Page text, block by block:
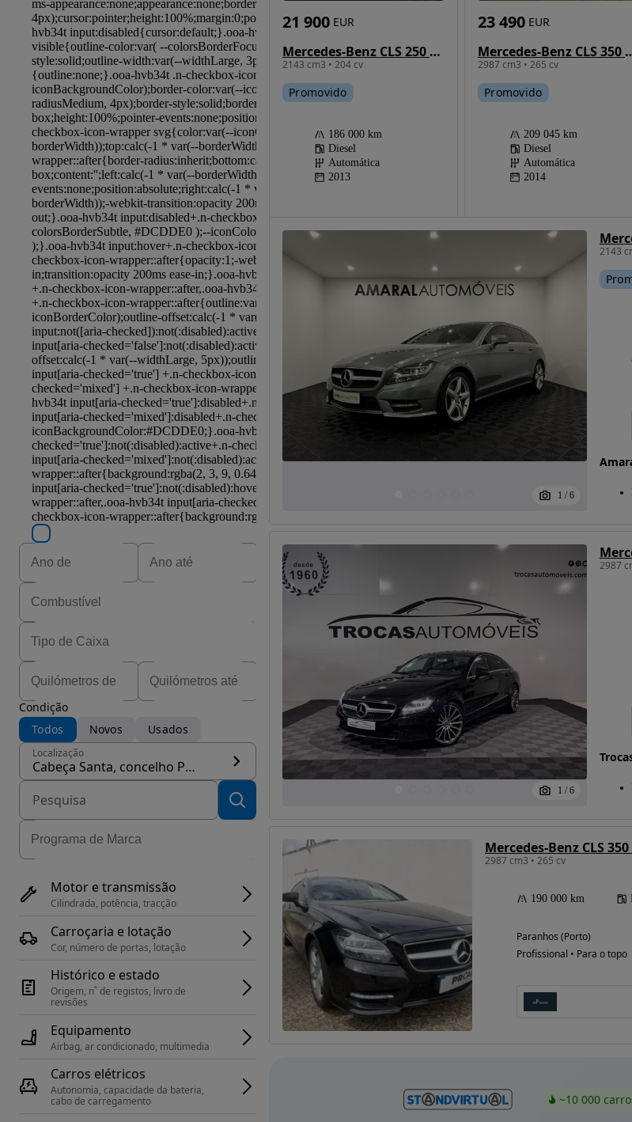
Possibilidade de
financiamento
Condição
Todos
Novos Usados
Localização
Cabeça Santa, concelho Penafiel
Motor e transmissão
Cilindrada, potência, tracção
Carroçaria e lotação
Cor, número de portas, lotação
Histórico e estado
Origem, n˚ de registos, livro de
revisões
Equipamento
Airbag, ar condicionado, multimedia
Carros elétricos
Autonomia, capacidade da bateria,
cabo de carregamento
Mercedes-Benz CLS 250 CDi BlueEfficiency Shooting Brake
2143 cm3 • 204 cv
21 900 EUR
Promovido
186 000 km
Diesel
Automática
2013
Mercedes-
2987 cm3 • 265 cv
23 490 EUR
Promovido
209 045 km
Diesel
Automática
2014
1 / 6
2143
1 / 6
2987
Mercedes-Benz CLS
2987 cm3 • 265 cv
190 000 km
Paranhos (Porto)
Profissional • Para o topo
~10 000